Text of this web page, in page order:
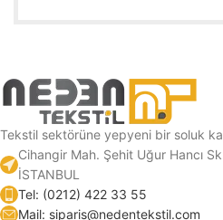
Tekstil sektörüne yepyeni bir soluk
Cihangir Mah. Şehit Uğur Hancı
İSTANBUL
Tel: (0212) 422 33 55
Mail: siparis@nedentekstil.com